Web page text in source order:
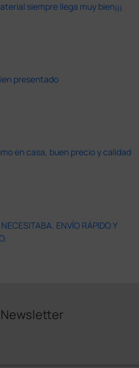
siempre llega muy bien¡¡¡
presentado
en casa, buen precio y calidad
ENVÍO RÁPIDO Y